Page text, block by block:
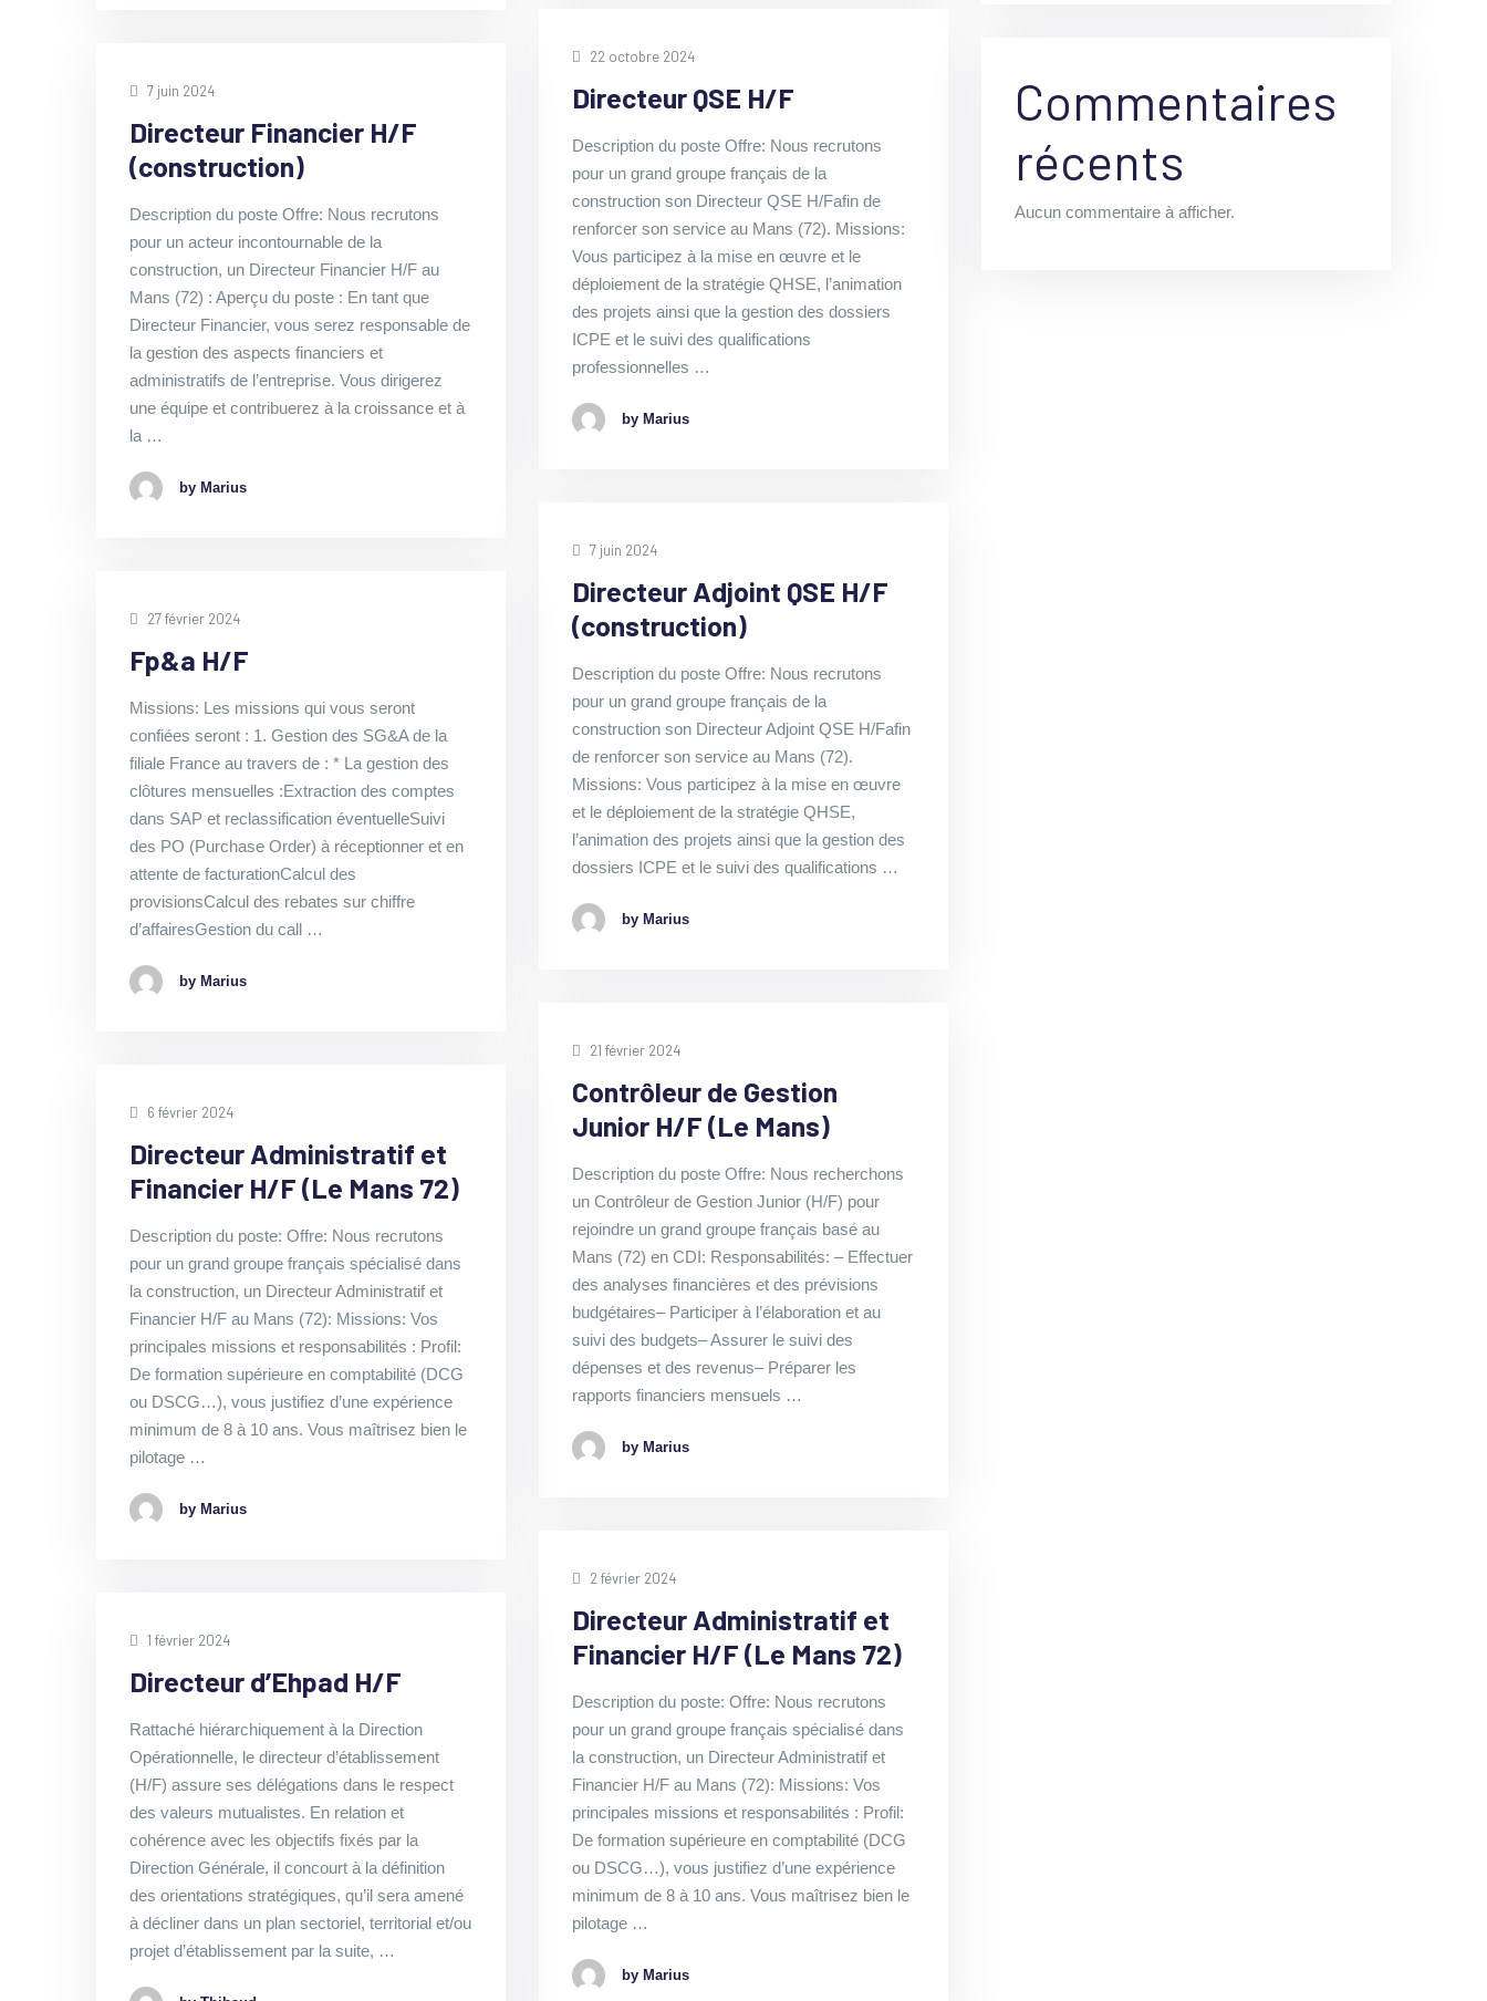
22 octobre 2024
Directeur QSE H/F
Description du poste Offre: Nous recrutons
pour un grand groupe français de la
construction son Directeur QSE H/Fafin de
renforcer son service au Mans (72). Missions:
Vous participez à la mise en œuvre et le
déploiement de la stratégie QHSE, l’animation
des projets ainsi que la gestion des dossiers
ICPE et le suivi des qualifications
professionnelles …
by Marius
7 juin 2024
Directeur Financier H/F
(construction)
Description du poste Offre: Nous recrutons
pour un acteur incontournable de la
construction, un Directeur Financier H/F au
Mans (72) : Aperçu du poste : En tant que
Directeur Financier, vous serez responsable de
la gestion des aspects financiers et
administratifs de l’entreprise. Vous dirigerez
une équipe et contribuerez à la croissance et à
la …
by Marius
7 juin 2024
Directeur Adjoint QSE H/F
(construction)
Description du poste Offre: Nous recrutons
pour un grand groupe français de la
construction son Directeur Adjoint QSE H/Fafin
de renforcer son service au Mans (72).
Missions: Vous participez à la mise en œuvre
et le déploiement de la stratégie QHSE,
l’animation des projets ainsi que la gestion des
dossiers ICPE et le suivi des qualifications …
by Marius
27 février 2024
Fp&a H/F
Missions: Les missions qui vous seront
confiées seront : 1. Gestion des SG&A de la
filiale France au travers de : * La gestion des
clôtures mensuelles :Extraction des comptes
dans SAP et reclassification éventuelleSuivi
des PO (Purchase Order) à réceptionner et en
attente de facturationCalcul des
provisionsCalcul des rebates sur chiffre
d’affairesGestion du call …
by Marius
21 février 2024
Contrôleur de Gestion
Junior H/F (Le Mans)
Description du poste Offre: Nous recherchons
un Contrôleur de Gestion Junior (H/F) pour
rejoindre un grand groupe français basé au
Mans (72) en CDI: Responsabilités: – Effectuer
des analyses financières et des prévisions
budgétaires– Participer à l’élaboration et au
suivi des budgets– Assurer le suivi des
dépenses et des revenus– Préparer les
rapports financiers mensuels …
by Marius
6 février 2024
Directeur Administratif et
Financier H/F (Le Mans 72)
Description du poste: Offre: Nous recrutons
pour un grand groupe français spécialisé dans
la construction, un Directeur Administratif et
Financier H/F au Mans (72): Missions: Vos
principales missions et responsabilités : Profil:
De formation supérieure en comptabilité (DCG
ou DSCG…), vous justifiez d’une expérience
minimum de 8 à 10 ans. Vous maîtrisez bien le
pilotage …
by Marius
2 février 2024
Directeur Administratif et
Financier H/F (Le Mans 72)
Description du poste: Offre: Nous recrutons
pour un grand groupe français spécialisé dans
la construction, un Directeur Administratif et
Financier H/F au Mans (72): Missions: Vos
principales missions et responsabilités : Profil:
De formation supérieure en comptabilité (DCG
ou DSCG…), vous justifiez d’une expérience
minimum de 8 à 10 ans. Vous maîtrisez bien le
pilotage …
by Marius
1 février 2024
Directeur d’Ehpad H/F
Rattaché hiérarchiquement à la Direction
Opérationnelle, le directeur d’établissement
(H/F) assure ses délégations dans le respect
des valeurs mutualistes. En relation et
cohérence avec les objectifs fixés par la
Direction Générale, il concourt à la définition
des orientations stratégiques, qu’il sera amené
à décliner dans un plan sectoriel, territorial et/ou
projet d’établissement par la suite, …
Commentaires
récents
Aucun commentaire à afficher.